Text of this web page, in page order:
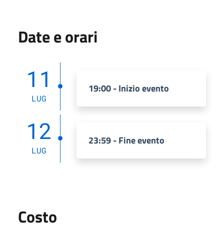
Date e orari
11
LUG
19:00 - Inizio evento
12
LUG
23:59 - Fine evento
Costo